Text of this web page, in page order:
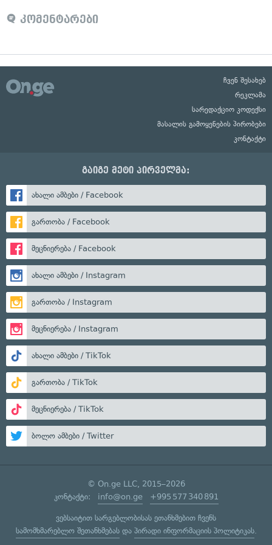
კომენტარები
ჩვენ შესახებ
რეკლამა
სარედაქციო კოდექსი
მასალის გამოყენების პირობები
კონტაქტი
გაიგე მეტი პირველმა:
ახალი ამბები / Facebook
გართობა / Facebook
მეცნიერება / Facebook
ახალი ამბები / Instagram
გართობა / Instagram
მეცნიერება / Instagram
ახალი ამბები / TikTok
გართობა / TikTok
მეცნიერება / TikTok
ბოლო ამბები / Twitter
© On.ge LLC, 2015–2026
კონტაქტი: info@on.ge +995 577 340 891
ვებსაიტით სარგებლობისას ეთანხმებით ჩვენს
სამომხმარებლო შეთანხმებასდა პირადი ინფორმაციის პოლიტიკას.